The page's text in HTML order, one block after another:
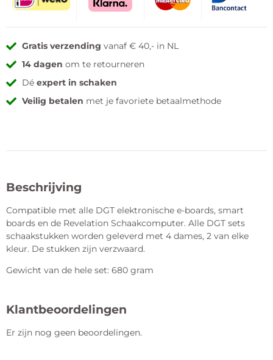
Gratis verzending vanaf € 40,- in NL
14 dagen om te retourneren
Déexpert in schaken
Veilig betalen met je favoriete betaalmethode
Beschrijving
Compatible met alle DGT elektronische e-boards, smart
boards en de Revelation Schaakcomputer. Alle DGT sets
schaakstukken worden geleverd met 4 dames, 2 van elke
kleur. De stukken zijn verzwaard.
Gewicht van de hele set: 680 gram
Klantbeoordelingen
Er zijn nog geen beoordelingen.